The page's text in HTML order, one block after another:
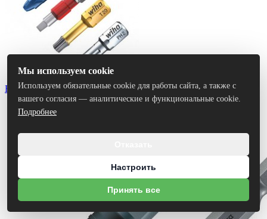
Биты
Мы используем cookie
Используем обязательные cookie для работы сайта, а также с
вашего согласия — аналитические и функциональные cookie.
Подробнее
Настроить
Принять все